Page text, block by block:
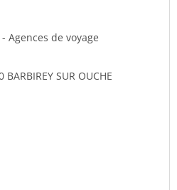
Agences de voyage
SUR OUCHE